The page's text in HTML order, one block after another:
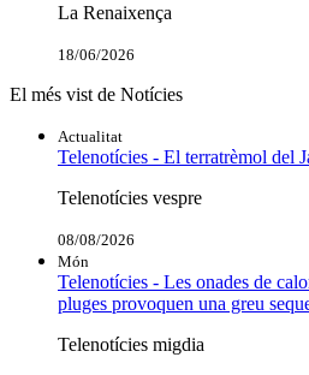
La Renaixença
18/06/2026
El més vist de Notícies
Actualitat
Telenotícies - El terratrèmol del
Telenotícies vespre
08/08/2026
Món
Telenotícies - Les onades de
pluges provoquen una greu
Telenotícies migdia